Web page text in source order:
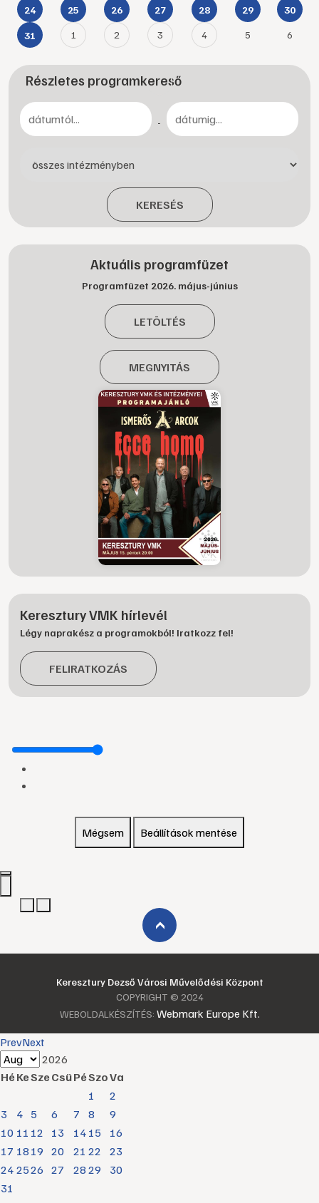
24 25 26 27 28 29 30
31 1 2 3 4 5 6
Részletes programkereső
-
KERESÉS
Aktuális programfüzet
Programfüzet 2026. május-június
LETÖLTÉS
MEGNYITÁS
Keresztury VMK hírlevél
Légy naprakész a programokból! Iratkozz fel!
FELIRATKOZÁS
Mégsem Beállítások mentése
›
Keresztury Dezső Városi Művelődési Központ
COPYRIGHT © 2024
WEBOLDALKÉSZÍTÉS: Webmark Europe Kft.
PrevNext
2026
HéKeSzeCsüPéSzoVa
1
2
3
4 5 6 7 8
9
10 11 12 13 14 15
16
17 18 19 20 21 22
23
24 2526 27 28 29
30
31